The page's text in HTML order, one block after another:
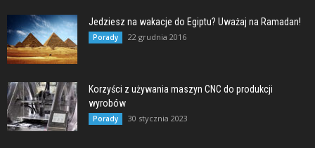
Jedziesz na wakacje do Egiptu? Uważaj na Ramadan!
Porady 22 grudnia 2016
Korzyści z używania maszyn CNC do produkcji
wyrobów
Porady 30 stycznia 2023